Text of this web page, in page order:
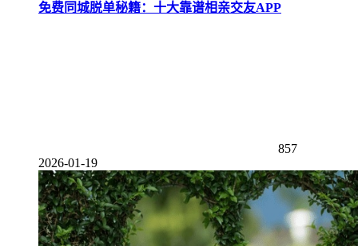
免费同城脱单秘籍：十大靠谱相亲交友APP
857
2026-01-19